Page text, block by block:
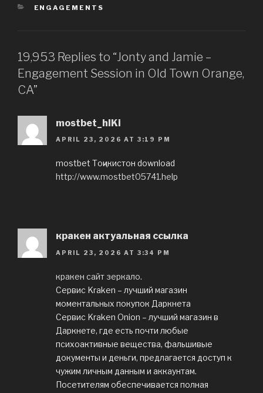
CATEGORIES
ENGAGEMENTS
19,953 Replies to “Jonty and Jamie –
Engagement Session in Old Town Orange,
CA”
mostbet_hlKi
APRIL 23, 2026 AT 3:19 PM
mostbet Тоҷикистон download
http://www.mostbet05741.help
кракен актуальная ссылка
APRIL 23, 2026 AT 3:34 PM
кракен сайт зеркало.
Сервис Kraken – лучший магазин
моментальных покупок Даркнета
Сервис Kraken Onion – лучший магазин в
Даркнете, где есть почти любые
психоактивные вещества, фальшивые
документы и деньги, предлагается доступ к
чужим личным данным и аккаунтам.
Посетителям обеспечивается полная